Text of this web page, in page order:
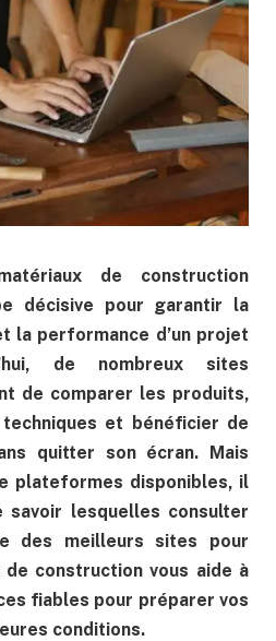
de construction
décisive pour garantir la
la performance d’un projet
de nombreux sites
de comparer les produits,
et bénéficier de
quitter son écran. Mais
plateformes disponibles, il
lesquelles consulter
des meilleurs sites pour
construction vous aide à
fiables pour préparer vos
conditions.